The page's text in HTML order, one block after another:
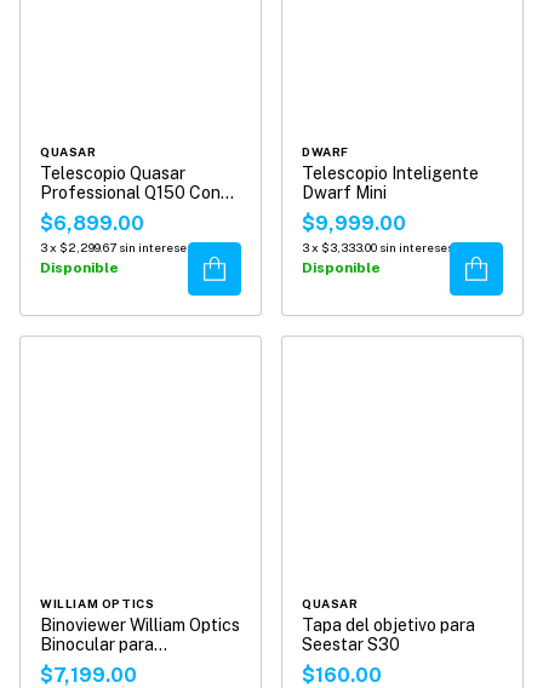
QUASAR
Telescopio Quasar
Professional Q150 Con
Adaptador Smartphone
$6,899.00
3x $2,299.67 sin intereses
Disponible Comprar
DWARF
Telescopio Inteligente
Dwarf Mini
$9,999.00
3x $3,333.00 sin intereses
Disponible Comprar
WILLIAM OPTICS
Binoviewer William Optics
Binocular para
Telescopios
$7,199.00
QUASAR
Tapa del objetivo para
Seestar S30
$160.00